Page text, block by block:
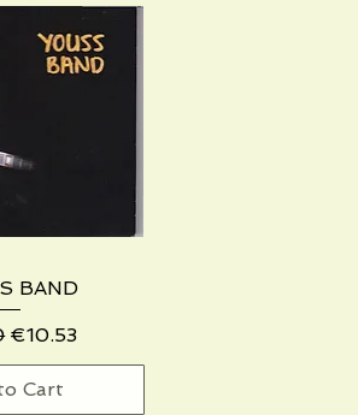
View
BAND
Price
Sale Price
€10.53
Cart